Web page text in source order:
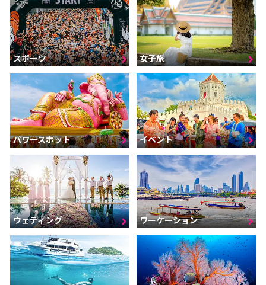
スポーツ 女子旅
パワースポット イベント
ウェディング ワーケーション